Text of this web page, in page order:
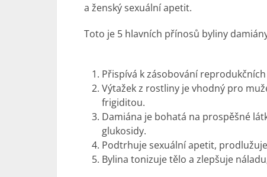
a ženský sexuální apetit.
Toto je 5 hlavních přínosů byliny
Přispívá k zásobování
Výtažek z rostliny je vhodný pro
frigiditou.
Damiána je bohatá na prospěšné
glukosidy.
Podtrhuje sexuální apetit,
Bylina tonizuje tělo a zlepšuje